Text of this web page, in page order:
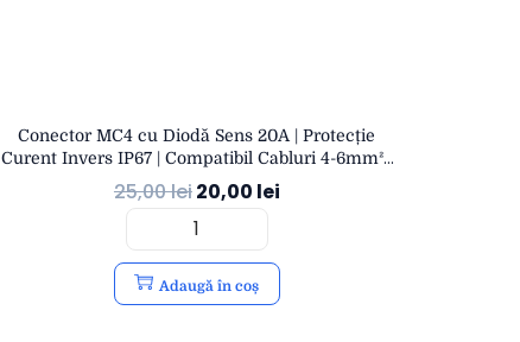
Conector MC4 cu Diodă Sens 20A | Protecție
Curent Invers IP67 | Compatibil Cabluri 4-6mm² |
OPEN
25,00lei20,00 lei
Adaugă în coș